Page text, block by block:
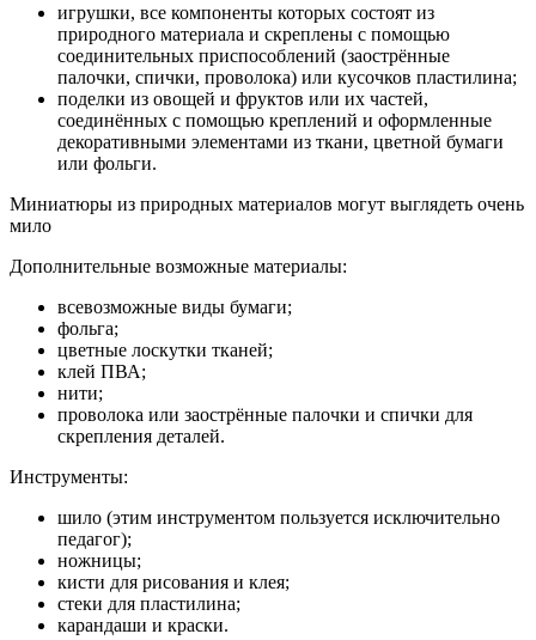
игрушки, все компоненты которых состоят из
природного материала и скреплены с помощью
соединительных приспособлений (заострённые
палочки, спички, проволока) или кусочков пластилина;
поделки из овощей и фруктов или их частей,
соединённых с помощью креплений и оформленные
декоративными элементами из ткани, цветной бумаги
или фольги.
Миниатюры из природных материалов могут выглядеть очень
мило
Дополнительные возможные материалы:
всевозможные виды бумаги;
фольга;
цветные лоскутки тканей;
клей ПВА;
нити;
проволока или заострённые палочки и спички для
скрепления деталей.
Инструменты:
шило (этим инструментом пользуется исключительно
педагог);
ножницы;
кисти для рисования и клея;
стеки для пластилина;
карандаши и краски.